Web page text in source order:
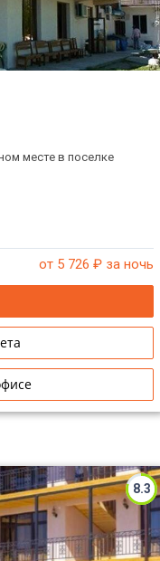
месте в поселке
от 5 726 ₽ за ночь
8.3